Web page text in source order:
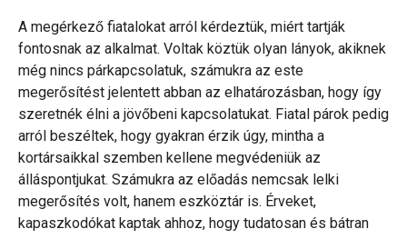
A megérkező fiatalokat arról kérdeztük, miért tartják
fontosnak az alkalmat. Voltak köztük olyan lányok, akiknek
még nincs párkapcsolatuk, számukra az este
megerősítést jelentett abban az elhatározásban, hogy így
szeretnék élni a jövőbeni kapcsolatukat. Fiatal párok pedig
arról beszéltek, hogy gyakran érzik úgy, mintha a
kortársaikkal szemben kellene megvédeniük az
álláspontjukat. Számukra az előadás nemcsak lelki
megerősítés volt, hanem eszköztár is. Érveket,
kapaszkodókat kaptak ahhoz, hogy tudatosan és bátran